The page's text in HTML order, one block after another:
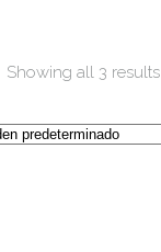
Showing all 3 results